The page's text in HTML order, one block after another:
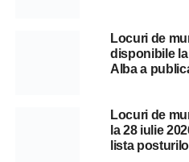
Locuri de
disponibile la
Alba a
Locuri de
la 28 iulie
lista